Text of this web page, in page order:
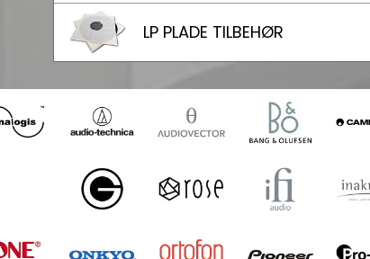
LP PLADE TILBEHØR